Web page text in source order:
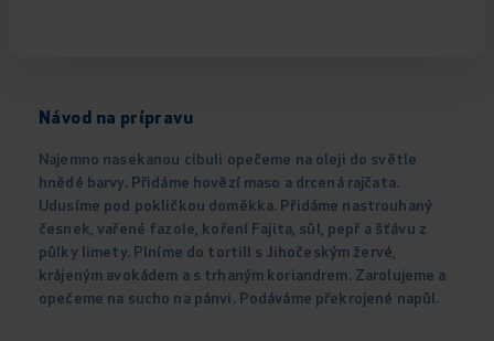
Návod na prípravu
Najemno nasekanou cibuli opečeme na oleji do světle
hnědé barvy. Přidáme hovězí maso a drcená rajčata.
Udusíme pod pokličkou doměkka. Přidáme nastrouhaný
česnek, vařené fazole, koření Fajita, sůl, pepř a šťávu z
půlky limety. Plníme do tortill s Jihočeským žervé,
krájeným avokádem a s trhaným koriandrem. Zarolujeme a
opečeme na sucho na pánvi. Podáváme překrojené napůl.